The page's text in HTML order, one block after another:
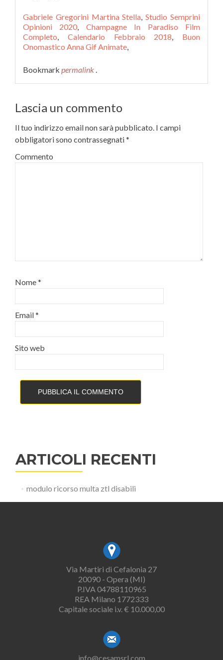
Gabriele Gregorini Martina Stella,Studio Semprini
Opinioni 2020, Champagne In Paradiso Film
Completo, Calendario Febbraio 2018, Buon
Onomastico Anna Gif Animate,
Bookmark permalink .
Lascia un commento
Il tuo indirizzo email non sarà pubblicato. I campi
obbligatori sono contrassegnati*
Commento
Nome*
Email*
Sito web
ARTICOLI RECENTI
modulo ricorso multa ztl disabili
Via Martiri di Cefalonia 27
20090 - Opera (MI)
P.IVA 04788110965
REA Milano 1772333
Capitale sociale i.v. € 10.000,00
info@cesamsrl.com